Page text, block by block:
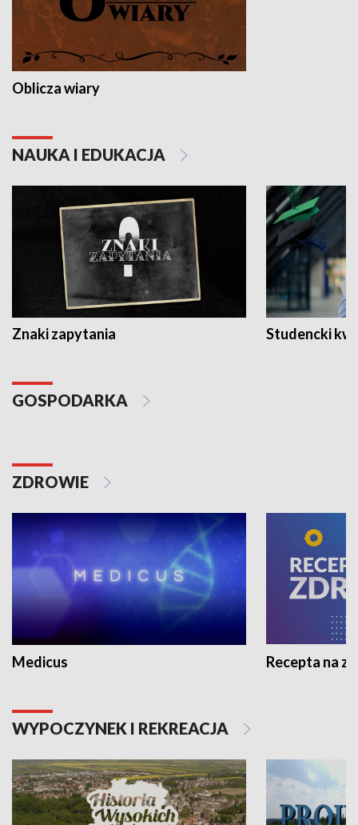
Oblicza wiary
NAUKA I EDUKACJA
Znaki zapytania Studencki
GOSPODARKA
ZDROWIE
Medicus Recepta na
WYPOCZYNEK I REKREACJA